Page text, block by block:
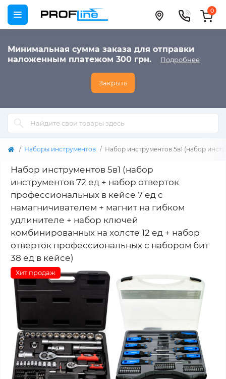
Минимальная сумма заказа для отправки
наложенным платежом 300 грн.
Подробнее
Закрыть
0
Наборы инструментов Набор инструментов 5в1 (набор
Набор инструментов 5в1 (набор
инструментов 72 ед + набор отверток
профессиональных в кейсе 7 ед с
намагничивателем + магнит на гибком
удлинителе + набор ключей
комбинированных на холсте 12 ед + набор
отверток профессиональных с набором бит
38 ед в кейсе)
Хит продаж